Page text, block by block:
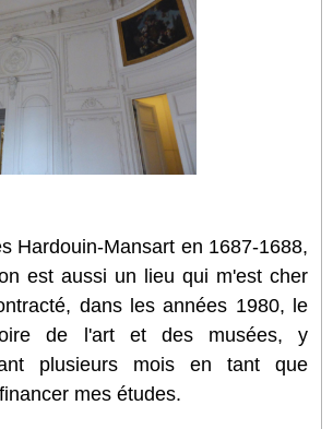
Hardouin-Mansart en 1687-1688,
est aussi un lieu qui m'est cher
dans les années 1980, le
de l'art et des musées, y
plusieurs mois en tant que
mes études.